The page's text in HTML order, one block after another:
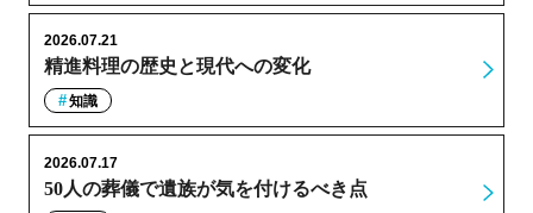
精進料理の歴史と現代への変化
2026.07.21
知識
50人の葬儀で遺族が気を付けるべき点
2026.07.17